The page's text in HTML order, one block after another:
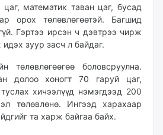
математик таван цаг, бусад
орох төлөвлөгөөтэй. Багшид
Гэртээ ирсэн ч дэвтрээ чирж
зуур засч л байдаг.
төлөвлөгөөгөө боловсруулна.
долоо хоногт 70 гаруй цаг,
хичээлүүд нэмэгдээд 200
төлөвлөнө. Ингээд харахаар
та харж байгаа байх.